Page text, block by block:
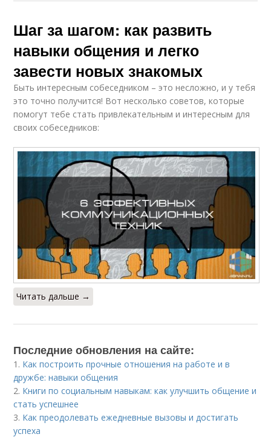
Шаг за шагом: как развить
навыки общения и легко
завести новых знакомых
Быть интересным собеседником – это несложно, и у тебя
это точно получится! Вот несколько советов, которые
помогут тебе стать привлекательным и интересным для
своих собеседников:
Читать дальше →
Последние обновления на сайте:
1. Как построить прочные отношения на работе и в
дружбе: навыки общения
2. Книги по социальным навыкам: как улучшить общение и
стать успешнее
3. Как преодолевать ежедневные вызовы и достигать
успеха